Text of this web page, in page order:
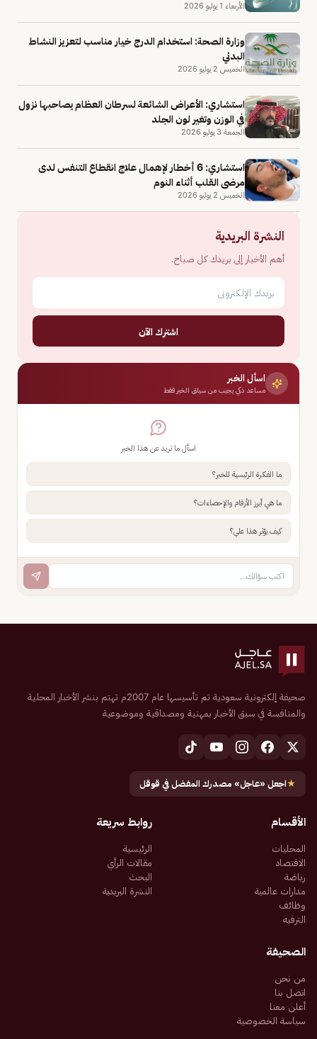
الأربعاء 1 يوليو 2026
وزارة الصحة: استخدام الدرج خيار مناسب لتعزيز النشاط
البدني
الخميس 2 يوليو 2026
استشاري: الأعراض الشائعة لسرطان العظام يصاحبها نزول
في الوزن وتغير لون الجلد
الجمعة 3 يوليو 2026
استشاري: 6 أخطار لإهمال علاج انقطاع التنفس لدى
مرضى القلب أثناء النوم
الخميس 2 يوليو 2026
النشرة البريدية
أهم الأخبار إلى بريدك كل صباح.
اشترك الآن
اسأل الخبر
مساعد ذكي يجيب من سياق الخبر فقط
اسأل ما تريد عن هذا الخبر
ما الفكرة الرئيسية للخبر؟
ما هي أبرز الأرقام والإحصاءات؟
كيف يؤثر هذا علي؟
صحيفة إلكترونية سعودية تم تأسيسها عام 2007م تهتم بنشر الأخبار المحلية
والمنافسة في سبق الأخبار بمهنية ومصداقية وموضوعية
★اجعل «عاجل» مصدرك المفضل في قوقل
الأقسام
المحليات
الاقتصاد
رياضة
مدارات عالمية
وظائف
الترفيه
روابط سريعة
الرئيسية
مقالات الرأي
البحث
النشرة البريدية
الصحيفة
من نحن
اتصل بنا
أعلن معنا
سياسة الخصوصية